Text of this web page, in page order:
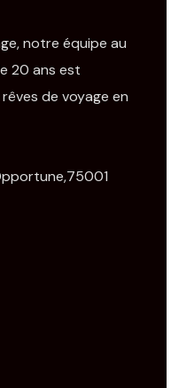
notre équipe au
20 ans est
de voyage en